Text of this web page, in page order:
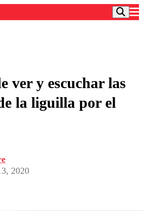
TV
Chilena
en medios
ver y escuchar las
la liguilla por el
2020